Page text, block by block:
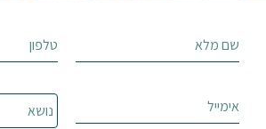
שם מלא טלפון
אימייל נושא